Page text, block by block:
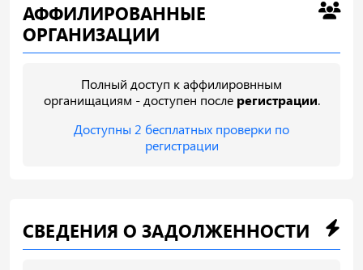
АФФИЛИРОВАННЫЕ
ОРГАНИЗАЦИИ
Полный доступ к аффилировнным
органищациям - доступен после регистрации.
Доступны 2 бесплатных проверки по
регистрации
СВЕДЕНИЯ О ЗАДОЛЖЕННОСТИ